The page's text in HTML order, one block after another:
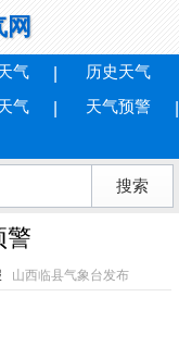
网
气
历史天气
气
天气预警
警
山西临县气象台发布